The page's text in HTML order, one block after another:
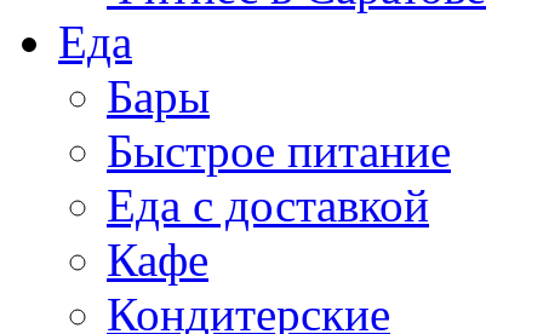
Еда
Бары
Быстрое питание
Еда с доставкой
Кафе
Кондитерские